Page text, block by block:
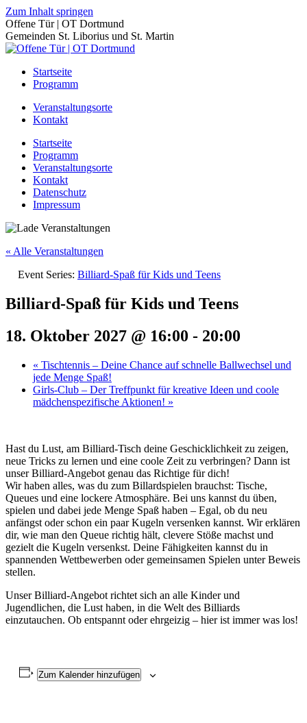
Zum Inhalt springen
Offene Tür | OT Dortmund
Gemeinden St. Liborius und St. Martin
Startseite
Programm
Veranstaltungsorte
Kontakt
Startseite
Programm
Veranstaltungsorte
Kontakt
Datenschutz
Impressum
« Alle Veranstaltungen
Event Series: Billiard-Spaß für Kids und Teens
Billiard-Spaß für Kids und Teens
18. Oktober 2027 @ 16:00 - 20:00
« Tischtennis – Deine Chance auf schnelle Ballwechsel und
jede Menge Spaß!
Girls-Club – Der Treffpunkt für kreative Ideen und coole
mädchenspezifische Aktionen! »
Hast du Lust, am Billiard-Tisch deine Geschicklichkeit zu zeigen,
neue Tricks zu lernen und eine coole Zeit zu verbringen? Dann ist
unser Billiard-Angebot genau das Richtige für dich!
Wir haben alles, was du zum Billardspielen brauchst: Tische,
Queues und eine lockere Atmosphäre. Bei uns kannst du üben,
spielen und dabei jede Menge Spaß haben – Egal, ob du neu
anfängst oder schon ein paar Kugeln versenken kannst. Wir erklären
dir, wie man den Queue richtig hält, clevere Stöße machst und
gezielt die Kugeln versenkst. Deine Fähigkeiten kannst du in
spannenden Wettbewerben oder gemeinsamen Spielen unter Beweis
stellen.
Unser Billiard-Angebot richtet sich an alle Kinder und
Jugendlichen, die Lust haben, in die Welt des Billiards
einzutauchen. Ob entspannt oder ehrgeizig – hier ist immer was los!
Zum Kalender hinzufügen